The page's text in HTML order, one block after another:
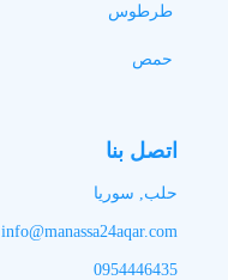
طرطوس
حمص
اتصل بنا
حلب, سوريا
info@manassa24aqar.com
0954446435